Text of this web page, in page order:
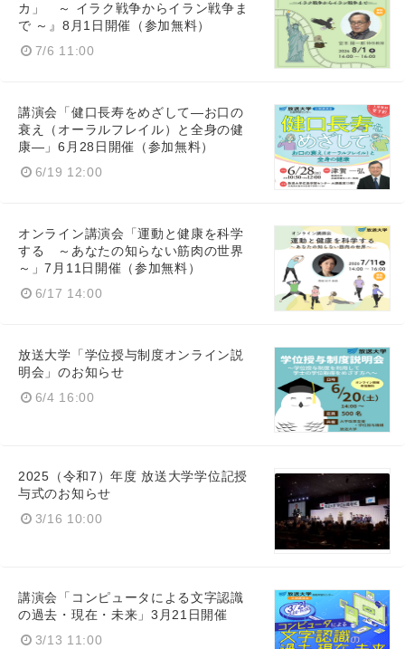
カ」 ～ イラク戦争からイラン戦争ま
で ～』8月1日開催（参加無料）
7/6 11:00
講演会「健口長寿をめざして―お口の
衰え（オーラルフレイル）と全身の健
康―」6月28日開催（参加無料）
6/19 12:00
オンライン講演会「運動と健康を科学
する ～あなたの知らない筋肉の世界
～」7月11日開催（参加無料）
6/17 14:00
放送大学「学位授与制度オンライン説
明会」のお知らせ
6/4 16:00
2025（令和7）年度 放送大学学位記授
与式のお知らせ
3/16 10:00
講演会「コンピュータによる文字認識
の過去・現在・未来」3月21日開催
3/13 11:00